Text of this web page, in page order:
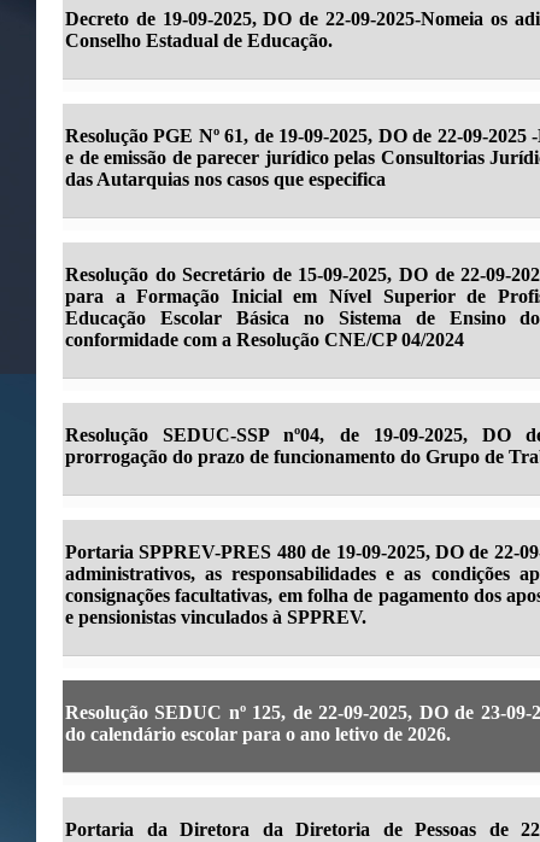
Decreto de 19-09-2025, DO de 22-09-2025-Nomeia os
Conselho Estadual de Educação.
Resolução PGE Nº 61, de 19-09-2025, DO de 22-09-2025
e de emissão de parecer jurídico pelas Consultorias
das Autarquias nos casos que especifica
Resolução do Secretário de 15-09-2025, DO de 22-09-
para a Formação Inicial em Nível Superior de
Educação Escolar Básica no Sistema de Ensino
conformidade com a Resolução CNE/CP 04/2024
Resolução SEDUC-SSP nº04, de 19-09-2025, DO
prorrogação do prazo de funcionamento do Grupo de
Portaria SPPREV-PRES 480 de 19-09-2025, DO de 22-
administrativos, as responsabilidades e as condições
consignações facultativas, em folha de pagamento dos
e pensionistas vinculados à SPPREV.
Resolução SEDUC nº 125, de 22-09-2025, DO de 23-09-
do calendário escolar para o ano letivo de 2026.
Portaria da Diretora da Diretoria de Pessoas de